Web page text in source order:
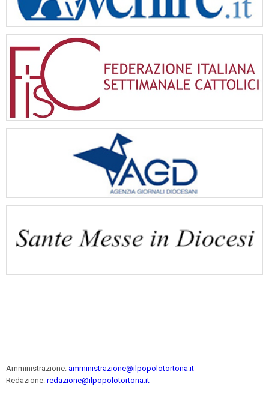
Amministrazione: amministrazione@ilpopolotortona.it
Redazione: redazione@ilpopolotortona.it